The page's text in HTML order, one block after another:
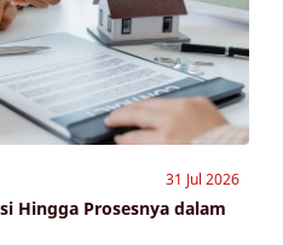
31 Jul 2026
Hingga Prosesnya dalam